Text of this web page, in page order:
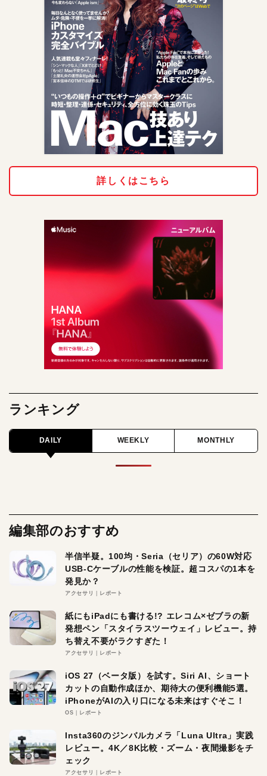
詳しくはこちら
ランキング
DAILY WEEKLY MONTHLY
編集部のおすすめ
半信半疑。100均・Seria（セリア）の60W対応
USB-Cケーブルの性能を検証。超コスパの1本を
発見か？
アクセサリ レポート
紙にもiPadにも書ける!? エレコム×ゼブラの新
発想ペン「スタイラスツーウェイ」レビュー。持
ち替え不要がラクすぎた！
アクセサリ レポート
iOS 27（ベータ版）を試す。Siri AI、ショート
カットの自動作成ほか、期待大の便利機能5選。
iPhoneがAIの入り口になる未来はすぐそこ！
OS レポート
Insta360のジンバルカメラ「Luna Ultra」実践
レビュー。4K／8K比較・ズーム・夜間撮影をチ
ェック
アクセサリ レポート